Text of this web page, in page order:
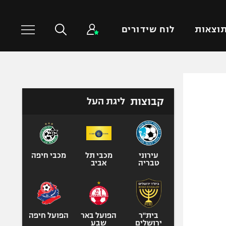
תוצאות לוח שידורים
טניס
כדורעף
ספורט אולימפי
קבוצות ליגת העל
עירוני
טבריה
מכבי תל
אביב
מכבי חיפה
בית"ר
ירושלים
הפועל באר
שבע
הפועל חיפה